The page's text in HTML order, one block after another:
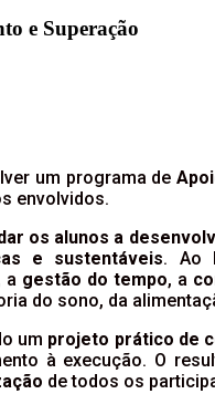
e Superação
um programa de
envolvidos.
os alunos a
e sustentáveis. Ao
a gestão do tempo, a
do sono, da
um projeto prático de
à execução. O
de todos os